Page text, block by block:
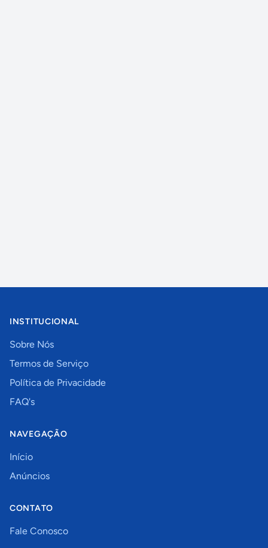
INSTITUCIONAL
Sobre Nós
Termos de Serviço
Política de Privacidade
FAQ's
NAVEGAÇÃO
Início
Anúncios
CONTATO
Fale Conosco